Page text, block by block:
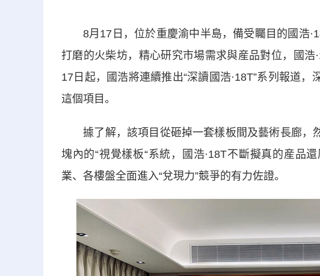
8月17日，位於重慶渝中半島，備受矚目的國浩
打磨的火柴坊，精心研究市場需求與産品對位，國
17日起，國浩將連續推出“深讀國浩·18T”系列報道
這個項目。
據了解，該項目從砸掉一套樣板間及藝術長廊，
塊內的“視覺樣板“系統，國浩·18T不斷擬真的産品
業、各樓盤全面進入“兌現力”競爭的有力佐證。